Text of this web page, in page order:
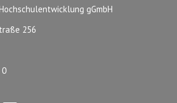
gGmbH
256
0